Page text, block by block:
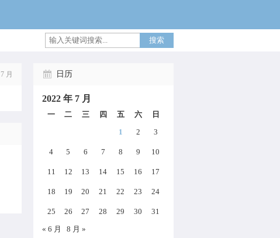
搜索
7 月 日历
2022 年 7 月
一 二 三 四 五 六
日
1
2 3
4 5 6 7 8 9 10
11 12 13 14 15 16 17
18 19 20 21 22 23 24
25 26 27 28 29 30
31
« 6 月
8 月 »